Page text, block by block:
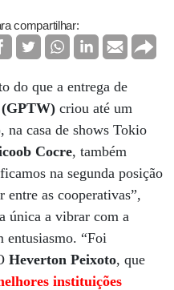
compartilhar:
do que a entrega de
criou até um
na casa de shows Tokio
Cocre, também
na segunda posição
as cooperativas”,
única a vibrar com a
entusiasmo. “Foi
Heverton Peixoto, que
instituições